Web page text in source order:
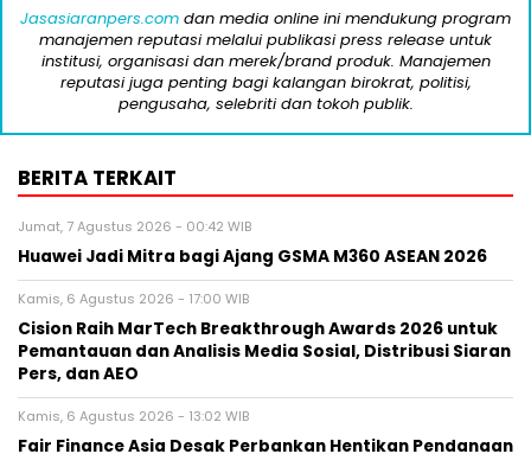
Jasasiaranpers.com dan media online ini mendukung program
manajemen reputasi melalui publikasi press release untuk
institusi, organisasi dan merek/brand produk. Manajemen
reputasi juga penting bagi kalangan birokrat, politisi,
pengusaha, selebriti dan tokoh publik.
BERITA TERKAIT
Jumat, 7 Agustus 2026 - 00:42 WIB
Huawei Jadi Mitra bagi Ajang GSMA M360 ASEAN 2026
Kamis, 6 Agustus 2026 - 17:00 WIB
Cision Raih MarTech Breakthrough Awards 2026 untuk
Pemantauan dan Analisis Media Sosial, Distribusi Siaran
Pers, dan AEO
Kamis, 6 Agustus 2026 - 13:02 WIB
Fair Finance Asia Desak Perbankan Hentikan Pendanaan